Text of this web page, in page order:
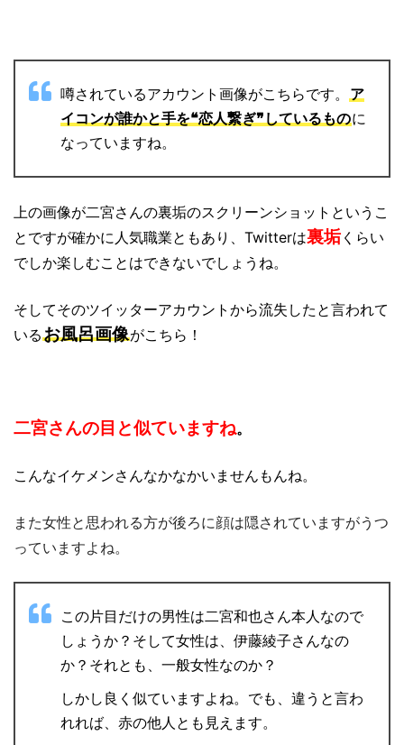
噂されているアカウント画像がこちらです。 ア
イコンが誰かと手を❝恋人繋ぎ❞しているものに
なっていますね。
上の画像が二宮さんの裏垢のスクリーンショットというこ
とですが確かに人気職業ともあり、Twitterは裏垢 くらい
でしか楽しむことはできないでしょうね。
そしてそのツイッターアカウントから流失したと言われて
いるお風呂画像がこちら！
二宮さんの目と似ていますね。
こんなイケメンさんなかなかいませんもんね。
また女性と思われる方が後ろに顔は隠されていますがうつ
っていますよね。
この片目だけの男性は二宮和也さん本人なので
しょうか？そして女性は、伊藤綾子さんなの
か？それとも、一般女性なのか？
しかし良く似ていますよね。でも、違うと言わ
れれば、赤の他人とも見えます。